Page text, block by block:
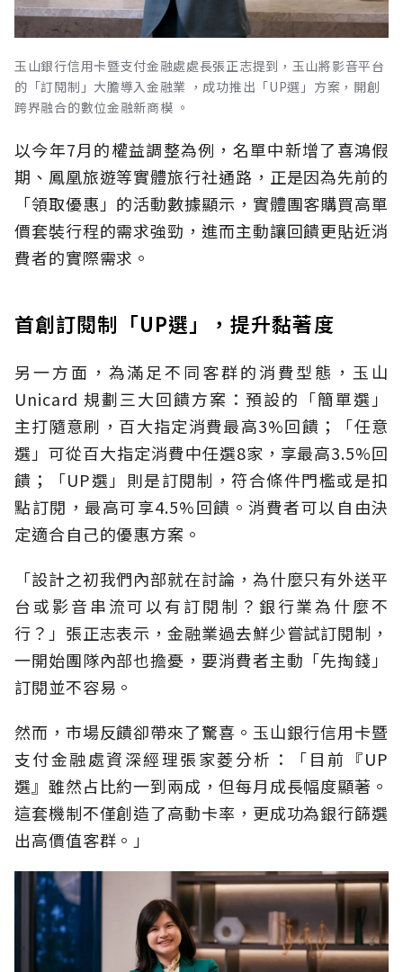
玉山銀行信用卡暨支付金融處處長張正志提到，玉山將影音平台
的「訂閱制」大膽導入金融業 ，成功推出「UP選」方案，開創
跨界融合的數位金融新商模 。
以今年7月的權益調整為例，名單中新增了喜鴻假
期、鳳凰旅遊等實體旅行社通路，正是因為先前的
「領取優惠」的活動數據顯示，實體團客購買高單
價套裝行程的需求強勁，進而主動讓回饋更貼近消
費者的實際需求。
首創訂閱制「UP選」，提升黏著度
另一方面，為滿足不同客群的消費型態，玉山
Unicard 規劃三大回饋方案：預設的「簡單選」
主打隨意刷，百大指定消費最高3%回饋；「任意
選」可從百大指定消費中任選8家，享最高3.5%回
饋；「UP選」則是訂閱制，符合條件門檻或是扣
點訂閱，最高可享4.5%回饋。消費者可以自由決
定適合自己的優惠方案。
「設計之初我們內部就在討論，為什麼只有外送平
台或影音串流可以有訂閱制？銀行業為什麼不
行？」張正志表示，金融業過去鮮少嘗試訂閱制，
一開始團隊內部也擔憂，要消費者主動「先掏錢」
訂閱並不容易。
然而，市場反饋卻帶來了驚喜。玉山銀行信用卡暨
支付金融處資深經理張家菱分析：「目前『UP
選』雖然占比約一到兩成，但每月成長幅度顯著。
這套機制不僅創造了高動卡率，更成功為銀行篩選
出高價值客群。」